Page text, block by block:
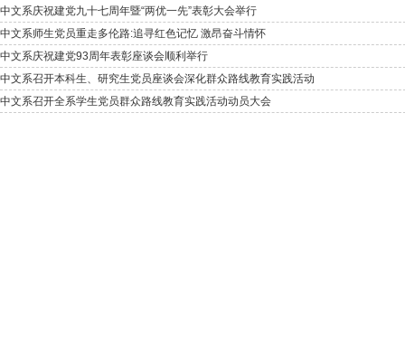
中文系庆祝建党九十七周年暨“两优一先”表彰大会举行
中文系师生党员重走多伦路:追寻红色记忆 激昂奋斗情怀
中文系庆祝建党93周年表彰座谈会顺利举行
中文系召开本科生、研究生党员座谈会深化群众路线教育实践活动
中文系召开全系学生党员群众路线教育实践活动动员大会